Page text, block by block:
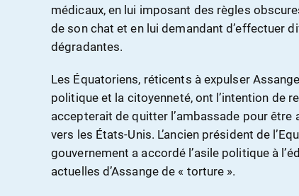
médicaux, en lui imposant des règles
de son chat et en lui demandant d’effectuer
dégradantes.
Les Équatoriens, réticents à expulser
politique et la citoyenneté, ont l’intention de
accepterait de quitter l’ambassade pour
vers les États-Unis. L’ancien président de
gouvernement a accordé l’asile politique à
actuelles d’Assange de « torture ».